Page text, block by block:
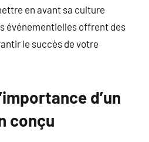
en avant sa culture
événementielles offrent des
le succès de votre
d’un
conçu